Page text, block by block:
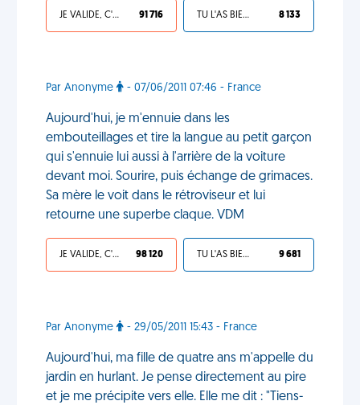
JE VALIDE, C'EST UNE VDM 91 716 TU L'AS BIEN MÉRITÉ 8 133
Par Anonyme - 07/06/2011 07:46 - France
Aujourd'hui, je m'ennuie dans les
embouteillages et tire la langue au petit garçon
qui s'ennuie lui aussi à l'arrière de la voiture
devant moi. Sourire, puis échange de grimaces.
Sa mère le voit dans le rétroviseur et lui
retourne une superbe claque. VDM
JE VALIDE, C'EST UNE VDM 98 120 TU L'AS BIEN MÉRITÉ 9 681
Par Anonyme - 29/05/2011 15:43 - France
Aujourd'hui, ma fille de quatre ans m'appelle du
jardin en hurlant. Je pense directement au pire
et je me précipite vers elle. Elle me dit : "Tiens-